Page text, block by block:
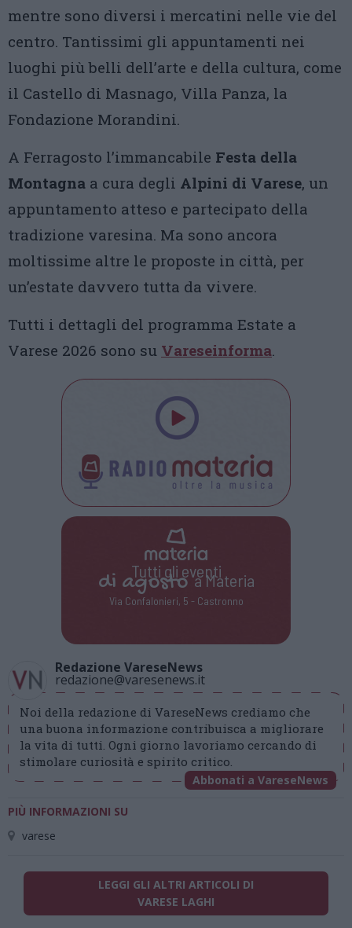
mentre sono diversi i mercatini nelle vie del
centro. Tantissimi gli appuntamenti nei
luoghi più belli dell’arte e della cultura, come
il Castello di Masnago, Villa Panza, la
Fondazione Morandini.
A Ferragosto l’immancabile Festa della
Montagna a cura degli Alpini di Varese, un
appuntamento atteso e partecipato della
tradizione varesina. Ma sono ancora
moltissime altre le proposte in città, per
un’estate davvero tutta da vivere.
Tutti i dettagli del programma Estate a
Varese 2026 sono su Vareseinforma.
Tutti gli eventi
di agostoa Materia
Via Confalonieri, 5 - Castronno
Redazione VareseNews
redazione@varesenews.it
Noi della redazione di VareseNews crediamo che
una buona informazione contribuisca a migliorare
la vita di tutti. Ogni giorno lavoriamo cercando di
stimolare curiosità e spirito critico.
Abbonati a VareseNews
PIÙ INFORMAZIONI SU
varese
LEGGI GLI ALTRI ARTICOLI DI
VARESE LAGHI